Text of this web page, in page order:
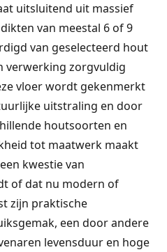
uitsluitend uit massief
van meestal 6 of 9
van geselecteerd hout
verwerking zorgvuldig
vloer wordt gekenmerkt
uitstraling en door
houtsoorten en
tot maatwerk maakt
kwestie van
of dat nu modern of
zijn praktische
een door andere
levensduur en hoge